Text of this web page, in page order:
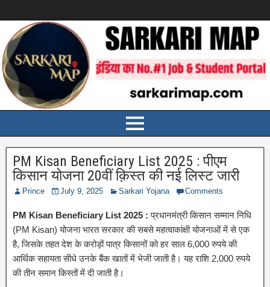
PM Kisan Beneficiary List 2025 : पीएम
किसान योजना 20वीं क़िस्त की नई लिस्ट जारी
Prince July 9, 2025 Sarkari Yojana Comments
PM Kisan Beneficiary List 2025 :प्रधानमंत्री किसान सम्मान निधि
(PM Kisan) योजना भारत सरकार की सबसे महत्वाकांक्षी योजनाओं में से एक
है, जिसके तहत देश के करोड़ों पात्र किसानों को हर साल 6,000 रुपये की
आर्थिक सहायता सीधे उनके बैंक खातों में भेजी जाती है। यह राशि 2,000 रुपये
की तीन समान किस्तों में दी जाती है।